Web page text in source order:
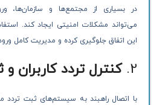
در بسیاری از مجتمع‌ها و سازمان‌ها،
می‌تواند مشکلات امنیتی ایجاد کند.
این اتفاق جلوگیری کرده و مدیریت کامل
2. کنترل تردد کاربران
با اتصال راهبند به سیستم‌های ثبت تردد